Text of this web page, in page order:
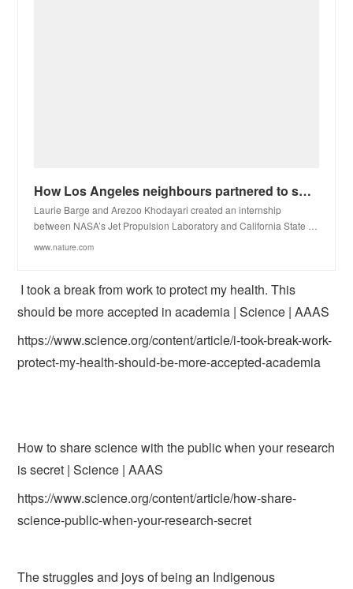
How Los Angeles neighbours partnered to show under-represented students the ‘unspoken rules’ to succ
Laurie Barge and Arezoo Khodayari created an internship
between NASA’s Jet Propulsion Laboratory and California State …
www.nature.com
I took a break from work to protect my health. This
should be more accepted in academia | Science | AAAS
https://www.science.org/content/article/i-took-break-work-
protect-my-health-should-be-more-accepted-academia
How to share science with the public when your research
is secret | Science | AAAS
https://www.science.org/content/article/how-share-
science-public-when-your-research-secret
The struggles and joys of being an Indigenous